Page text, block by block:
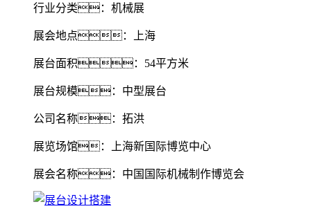
行业分类：机械展
展会地点：上海
展台面积：54平方米
展台规模：中型展台
公司名称：拓洪
展览场馆：上海新国际博览中心
展会名称：中国国际机械制作博览会